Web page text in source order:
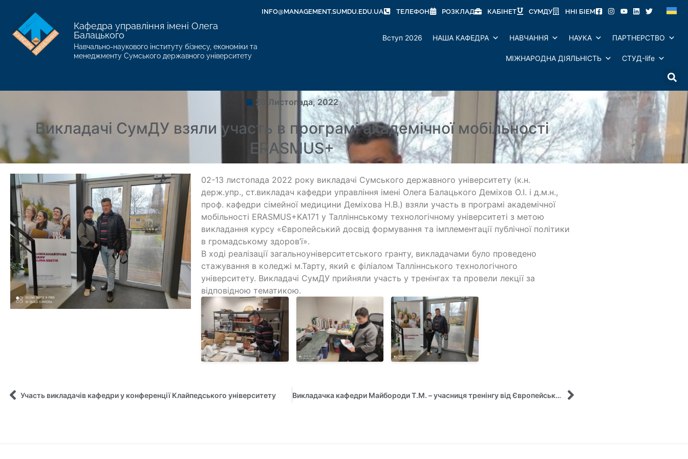
INFO@MANAGEMENT.SUMDU.EDU.UA ТЕЛЕФОН РОЗКЛАД КАБІНЕТ СУМДУ ННІ БІЕМ
Кафедра управління імені Олега
Балацького
Навчально-наукового інституту бізнесу, економіки та
менеджменту Сумського державного університету
Вступ 2026 НАША КАФЕДРА НАВЧАННЯ НАУКА ПАРТНЕРСТВО
МІЖНАРОДНА ДІЯЛЬНІСТЬ СТУД-life
20 Листопада, 2022
Викладачі СумДУ взяли участь в програмі академічної мобільності
ERASMUS+
02-13 листопада 2022 року викладачі Сумського державного університету (к.н.
держ.упр., ст.викладач кафедри управління імені Олега Балацького Деміхов О.І. і д.м.н.,
проф. кафедри сімейної медицини Деміхова Н.В.) взяли участь в програмі академічної
мобільності ERASMUS+KA171 у Талліннському технологічному університеті з метою
викладання курсу «Європейський досвід формування та імплементації публічної політики
в громадському здоров’ї».
В ході реалізації загальноуніверситетського гранту, викладачами було проведено
стажування в коледжі м.Тарту, який є філіалом Талліннського технологічного
університету. Викладачі СумДУ прийняли участь у тренінгах та провели лекції за
відповідною тематикою.
Участь викладачів кафедри у конференції Клайпедського університету Викладачка кафедри Майбороди Т.М. – учасниця тренінгу від Європейської дипломатичної академії